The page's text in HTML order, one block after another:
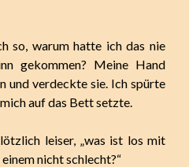
so, warum hatte ich das nie
gekommen? Meine Hand
und verdeckte sie. Ich spürte
auf das Bett setzte.
leiser, „was ist los mit
nicht schlecht?“